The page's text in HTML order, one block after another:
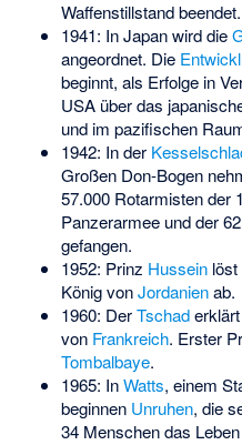
Waffenstillstand beendet.
1941: In Japan wird die
angeordnet. Die
beginnt, als Erfolge in
USA über das
und im pazifischen
1942: In der
Großen Don-Bogen
57.000 Rotarmisten der
Panzerarmee und der
gefangen.
1952: Prinz Husseinlöst
König vonJordanienab.
1960: DerTschaderklärt
von Frankreich. Erster
Tombalbaye.
1965: InWatts, einem
beginnen Unruhen, die
34 Menschen das